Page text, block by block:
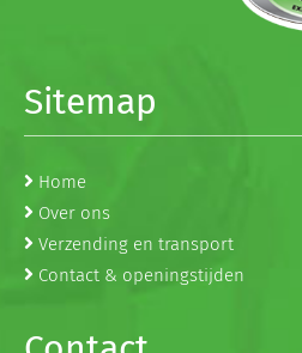
Sitemap
Home
Over ons
Verzending en transport
Contact & openingstijden